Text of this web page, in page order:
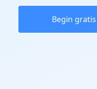
Begin gratis